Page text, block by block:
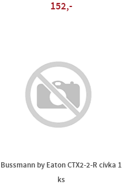
152,-
Bussmann by Eaton CTX2-2-R cívka 1
ks